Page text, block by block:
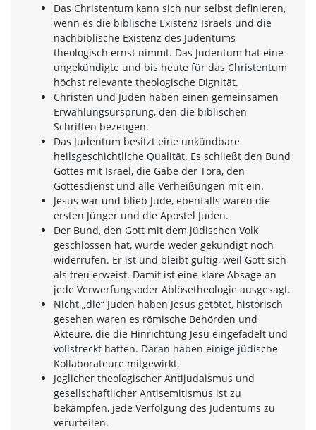
Das Christentum kann sich nur selbst definieren,
wenn es die biblische Existenz Israels und die
nachbiblische Existenz des Judentums
theologisch ernst nimmt. Das Judentum hat eine
ungekündigte und bis heute für das Christentum
höchst relevante theologische Dignität.
Christen und Juden haben einen gemeinsamen
Erwählungsursprung, den die biblischen
Schriften bezeugen.
Das Judentum besitzt eine unkündbare
heilsgeschichtliche Qualität. Es schließt den Bund
Gottes mit Israel, die Gabe der Tora, den
Gottesdienst und alle Verheißungen mit ein.
Jesus war und blieb Jude, ebenfalls waren die
ersten Jünger und die Apostel Juden.
Der Bund, den Gott mit dem jüdischen Volk
geschlossen hat, wurde weder gekündigt noch
widerrufen. Er ist und bleibt gültig, weil Gott sich
als treu erweist. Damit ist eine klare Absage an
jede Verwerfungsoder Ablösetheologie ausgesagt.
Nicht „die“ Juden haben Jesus getötet, historisch
gesehen waren es römische Behörden und
Akteure, die die Hinrichtung Jesu eingefädelt und
vollstreckt hatten. Daran haben einige jüdische
Kollaborateure mitgewirkt.
Jeglicher theologischer Antijudaismus und
gesellschaftlicher Antisemitismus ist zu
bekämpfen, jede Verfolgung des Judentums zu
verurteilen.